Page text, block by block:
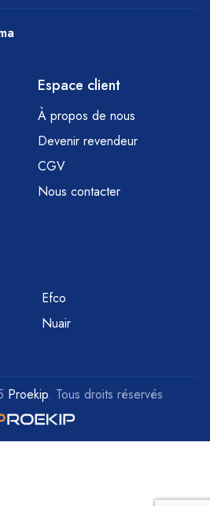
Espace client
À propos de nous
Devenir revendeur
CGV
Nous contacter
Efco
Nuair
Proekip. Tous droits réservés